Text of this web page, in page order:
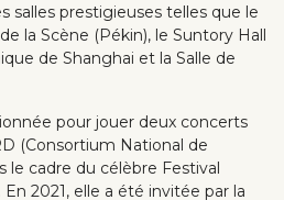
salles prestigieuses telles que le
la Scène (Pékin), le Suntory Hall
de Shanghai et la Salle de
pour jouer deux concerts
(Consortium National de
le cadre du célèbre Festival
2021, elle a été invitée par la